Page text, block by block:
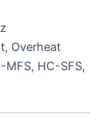
Overheat
HC-SFS,